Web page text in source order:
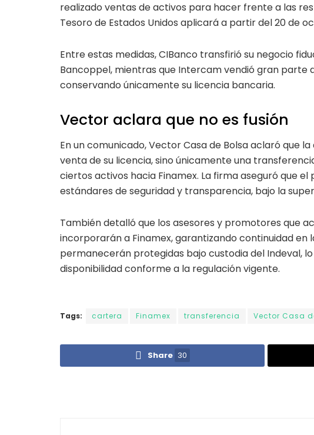
realizado ventas de activos para hacer frente a las
Tesoro de Estados Unidos aplicará a partir del 20 de
Entre estas medidas, CIBanco transfirió su negocio
Bancoppel, mientras que Intercam vendió gran parte
conservando únicamente su licencia bancaria.
Vector aclara que no es fusión
En un comunicado, Vector Casa de Bolsa aclaró que
venta de su licencia, sino únicamente una
ciertos activos hacia Finamex. La firma aseguró que
estándares de seguridad y transparencia, bajo la
También detalló que los asesores y promotores que
incorporarán a Finamex, garantizando continuidad en
permanecerán protegidas bajo custodia del Indeval,
disponibilidad conforme a la regulación vigente.
Tags: cartera Finamex transferencia Vector Casa
Share 30